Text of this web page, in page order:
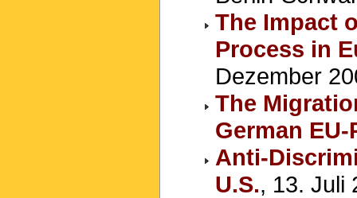
The Impact
Process in
Dezember
The
German
Anti-
U.S., 13. Juli